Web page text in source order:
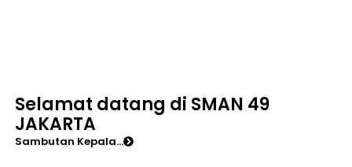
Selamat datang di SMAN 49
JAKARTA
Sambutan Kepala...